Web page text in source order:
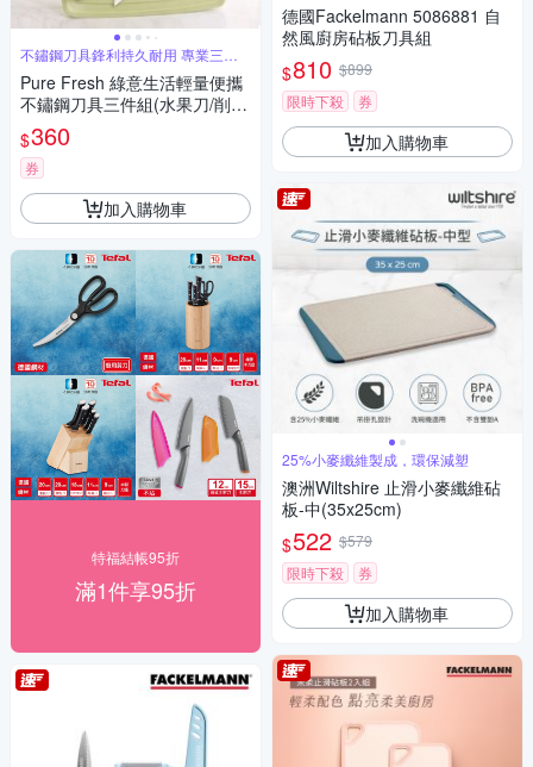
不鏽鋼刀具鋒利持久耐用 專業三件
組
Pure Fresh 綠意生活輕量便攜
不鏽鋼刀具三件組(水果刀/削皮
刀/砧板/廚房居家露營旅遊料
理)
$360
券
加入購物車
特福結帳95折
滿1件享95折
德國Fackelmann 5086881 自
然風廚房砧板刀具組
$810 $899
限時下殺
券
加入購物車
25%小麥纖維製成，環保減塑
澳洲Wiltshire 止滑小麥纖維砧
板-中(35x25cm)
$522 $579
限時下殺
券
加入購物車